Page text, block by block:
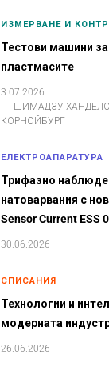
ИЗМЕРВАНЕ И
Тестови машини
пластмасите
3.07.2026
ШИМАДЗУ
КОРНОЙБУРГ
ЕЛЕКТРОАПАРАТУРА
Трифазно
натоварвания с
Sensor Current ESS
30.06.2026
СПИСАНИЯ
Технологии и
модерната
26.06.2026